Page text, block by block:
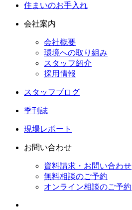
住まいのお手入れ
会社案内
会社概要
環境への取り組み
スタッフ紹介
採用情報
スタッフブログ
季刊誌
現場レポート
お問い合わせ
資料請求・お問い合わせ
無料相談のご予約
オンライン相談のご予約